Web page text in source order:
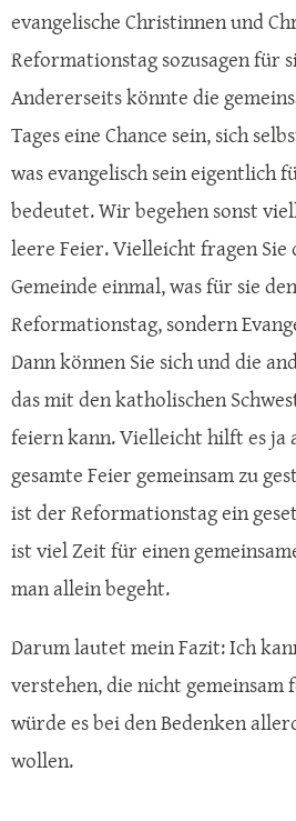
evangelische Christinnen und
Reformationstag sozusagen für
Andererseits könnte die
Tages eine Chance sein, sich
was evangelisch sein eigentlich
bedeutet. Wir begehen sonst
leere Feier. Vielleicht fragen
Gemeinde einmal, was für sie
Reformationstag, sondern
Dann können Sie sich und die
das mit den katholischen
feiern kann. Vielleicht hilft es ja
gesamte Feier gemeinsam zu
ist der Reformationstag ein
ist viel Zeit für einen
man allein begeht.
Darum lautet mein Fazit: Ich
verstehen, die nicht gemeinsam
würde es bei den Bedenken
wollen.